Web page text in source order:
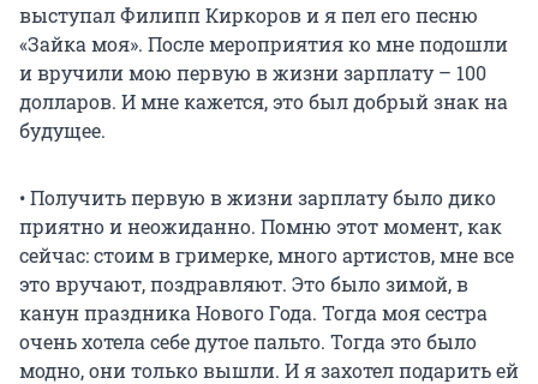
выступал Филипп Киркоров и я пел его песню
«Зайка моя». После мероприятия ко мне подошли
и вручили мою первую в жизни зарплату – 100
долларов. И мне кажется, это был добрый знак на
будущее.
• Получить первую в жизни зарплату было дико
приятно и неожиданно. Помню этот момент, как
сейчас: стоим в гримерке, много артистов, мне все
это вручают, поздравляют. Это было зимой, в
канун праздника Нового Года. Тогда моя сестра
очень хотела себе дутое пальто. Тогда это было
модно, они только вышли. И я захотел подарить ей